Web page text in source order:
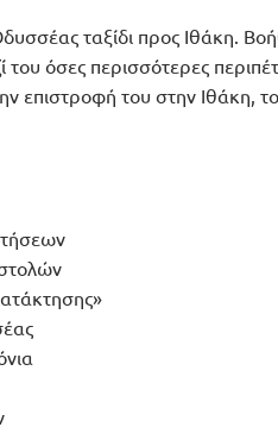
ταξίδι προς Ιθάκη.
του όσες περισσότερες
επιστροφή του στην Ιθάκη,